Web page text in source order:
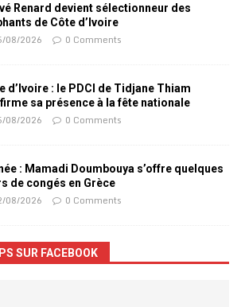
Renard devient sélectionneur des
de Côte d’Ivoire
08/2026 0 Comments
d’Ivoire : le PDCI de Tidjane Thiam
sa présence à la fête nationale
08/2026 0 Comments
: Mamadi Doumbouya s’offre quelques
de congés en Grèce
08/2026 0 Comments
SUR FACEBOOK